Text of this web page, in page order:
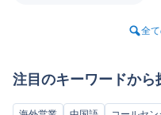
全
注目のキーワードから